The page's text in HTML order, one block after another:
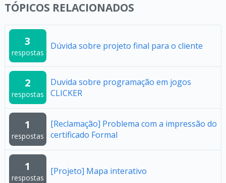
TÓPICOS RELACIONADOS
3
respostas
Dúvida sobre projeto final para o cliente
2
respostas
Duvida sobre programação em jogos
CLICKER
1
respostas
[Reclamação] Problema com a impressão do
certificado Formal
1
respostas
[Projeto] Mapa interativo